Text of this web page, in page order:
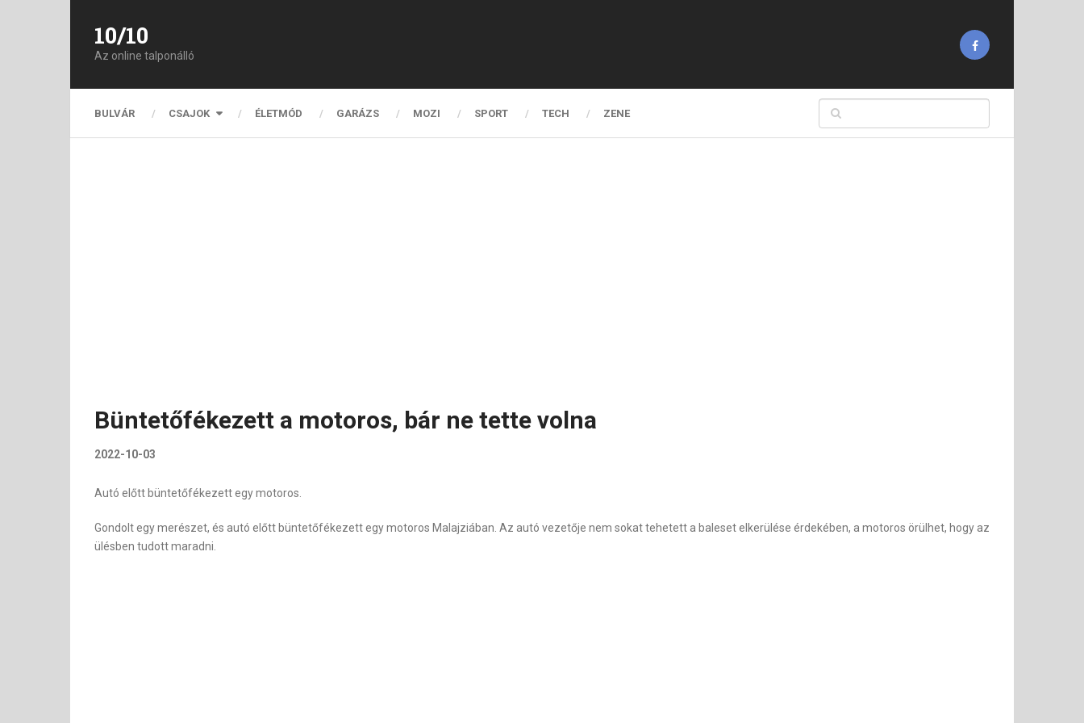
10/10
Az online talponálló
BULVÁR CSAJOK ÉLETMÓD GARÁZS MOZI SPORT TECH ZENE
Büntetőfékezett a motoros, bár ne tette volna
2022-10-03
Autó előtt büntetőfékezett egy motoros.
Gondolt egy merészet, és autó előtt büntetőfékezett egy motoros Malajziában. Az autó vezetője nem sokat tehetett a baleset elkerülése érdekében, a motoros örülhet, hogy az
ülésben tudott maradni.